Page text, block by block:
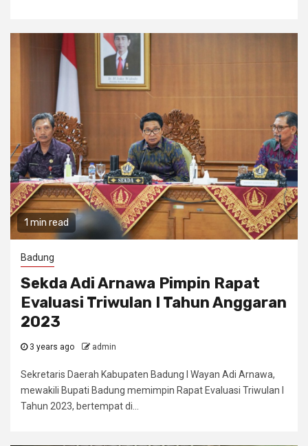
1 min read
Badung
Sekda Adi Arnawa Pimpin Rapat
Evaluasi Triwulan I Tahun Anggaran
2023
3 years ago admin
Sekretaris Daerah Kabupaten Badung I Wayan Adi Arnawa,
mewakili Bupati Badung memimpin Rapat Evaluasi Triwulan I
Tahun 2023, bertempat di...